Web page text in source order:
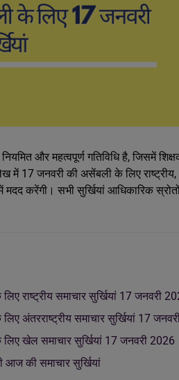
और महत्वपूर्ण गतिविधि है, जिसमें
17 जनवरी की असेंबली के लिए राष्ट्रीय,
मदद करेंगी। सभी सुर्खियां आधिकारिक
राष्ट्रीय समाचार सुर्खियां 17 जनवरी
अंतरराष्ट्रीय समाचार सुर्खियां 17
खेल समाचार सुर्खियां 17 जनवरी 2026
की समाचार सुर्खियां